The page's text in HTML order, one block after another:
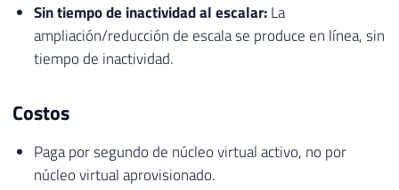
Sin tiempo de inactividad al escalar:La
ampliación/reducción de escala se produce en línea, sin
tiempo de inactividad.
Costos
Paga por segundo de núcleo virtual activo, no por
núcleo virtual aprovisionado.